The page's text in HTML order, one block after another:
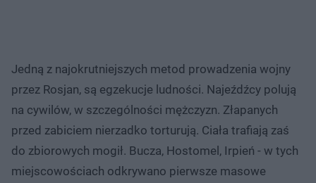
Jedną z najokrutniejszych metod prowadzenia wojny
przez Rosjan, są egzekucje ludności. Najeźdźcy polują
na cywilów, w szczególności mężczyzn. Złapanych
przed zabiciem nierzadko torturują. Ciała trafiają zaś
do zbiorowych mogił. Bucza, Hostomel, Irpień - w tych
miejscowościach odkrywano pierwsze masowe